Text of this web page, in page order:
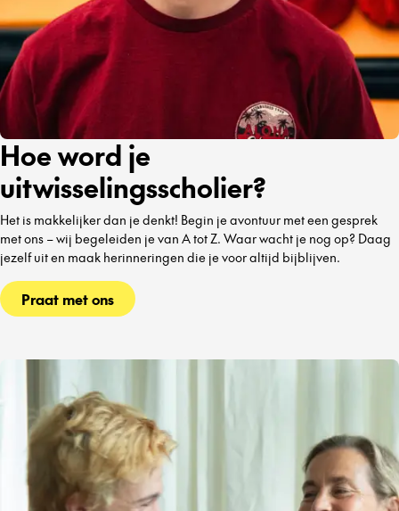
Hoe word je
uitwisselingsscholier?
Het is makkelijker dan je denkt! Begin je avontuur met een gesprek
met ons – wij begeleiden je van A tot Z. Waar wacht je nog op? Daag
jezelf uit en maak herinneringen die je voor altijd bijblijven.
Praat met ons